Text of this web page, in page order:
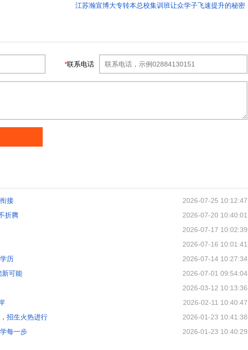
江苏瀚宣博大专转本总校集训班让众学子飞速提升的秘密
*联系电话
接
2026-07-25 10:12:47
折腾
2026-07-20 10:40:01
2026-07-17 10:02:39
2026-07-16 10:01:41
历
2026-07-14 10:27:34
新可能
2026-07-01 09:54:04
2026-03-12 10:13:36
2026-02-11 10:40:47
招生火热进行
2026-01-23 10:41:38
每一步
2026-01-23 10:40:29